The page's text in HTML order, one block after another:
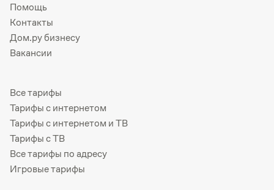
Помощь
Контакты
Дом.ру бизнесу
Вакансии
Все тарифы
Тарифы с интернетом
Тарифы с интернетом и ТВ
Тарифы с ТВ
Все тарифы по адресу
Игровые тарифы